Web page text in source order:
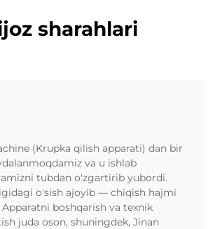
sharahlari
(Krupka qilish apparati) dan bir
va u ishlab
tubdan o'zgartirib yubordi.
o'sish ajoyib — chiqish hajmi
Apparatni boshqarish va texnik
juda oson, shuningdek, Jinan